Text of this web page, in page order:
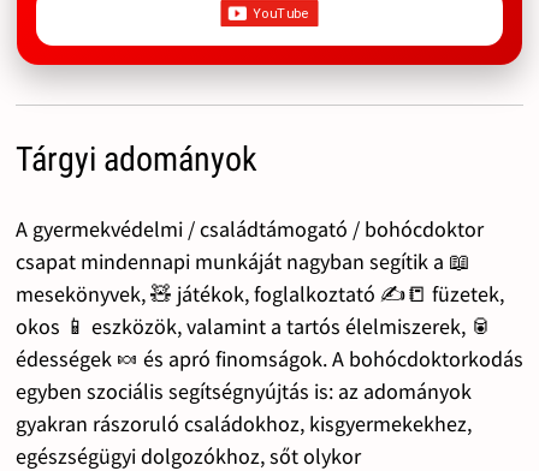
Tárgyi adományok
A gyermekvédelmi / családtámogató / bohócdoktor
csapat mindennapi munkáját nagyban segítik a 📖
mesekönyvek, 🧸 játékok, foglalkoztató ✍️📒 füzetek,
okos 📱 eszközök, valamint a tartós élelmiszerek, 🥫
édességek 🍬 és apró finomságok. A bohócdoktorkodás
egyben szociális segítségnyújtás is: az adományok
gyakran rászoruló családokhoz, kisgyermekekhez,
egészségügyi dolgozókhoz, sőt olykor